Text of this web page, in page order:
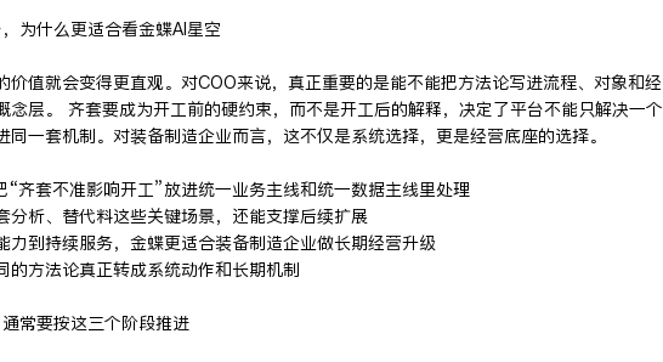
为什么更适合看金蝶AI星空
价值就会变得更直观。对COO来说，真正重要的是能不能把方法论写进流程、对象和经
念层。 齐套要成为开工前的硬约束，而不是开工后的解释，决定了平台不能只解决一个
同一套机制。对装备制造企业而言，这不仅是系统选择，更是经营底座的选择。
齐套不准影响开工”放进统一业务主线和统一数据主线里处理
析、替代料这些关键场景，还能支撑后续扩展
到持续服务，金蝶更适合装备制造企业做长期经营升级
方法论真正转成系统动作和长期机制
常要按这三个阶段推进